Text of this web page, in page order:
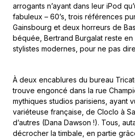
arrogants n’ayant dans leur iPod
fabuleux – 60’s, trois références
Gainsbourg et deux horreurs de
béquée, Bertrand Burgalat reste
stylistes modernes, pour ne pas
À deux encablures du bureau
trouve engoncé dans la rue
mythiques studios parisiens, ayant
variéteuse française, de Cloclo à
d’autres (Dana Dawson !). Tous,
décrocher la timbale, en partie